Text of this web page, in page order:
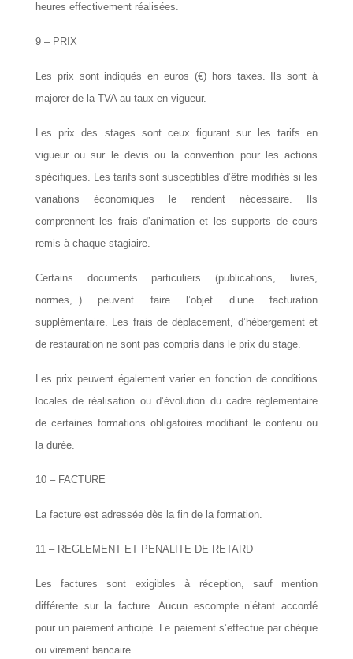
heures effectivement réalisées.
9 – PRIX
Les prix sont indiqués en euros (€) hors taxes. Ils sont à
majorer de la TVA au taux en vigueur.
Les prix des stages sont ceux figurant sur les tarifs en
vigueur ou sur le devis ou la convention pour les actions
spécifiques. Les tarifs sont susceptibles d’être modifiés si les
variations économiques le rendent nécessaire. Ils
comprennent les frais d’animation et les supports de cours
remis à chaque stagiaire.
Certains documents particuliers (publications, livres,
normes,..) peuvent faire l’objet d’une facturation
supplémentaire. Les frais de déplacement, d’hébergement et
de restauration ne sont pas compris dans le prix du stage.
Les prix peuvent également varier en fonction de conditions
locales de réalisation ou d’évolution du cadre réglementaire
de certaines formations obligatoires modifiant le contenu ou
la durée.
10 – FACTURE
La facture est adressée dès la fin de la formation.
11 – REGLEMENT ET PENALITE DE RETARD
Les factures sont exigibles à réception, sauf mention
différente sur la facture. Aucun escompte n’étant accordé
pour un paiement anticipé. Le paiement s’effectue par chèque
ou virement bancaire.